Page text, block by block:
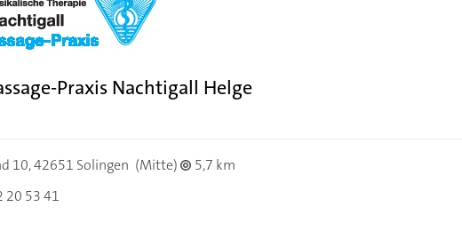
Praxis Nachtigall Helge
10,42651 Solingen (Mitte)
5,7 km
20 53 41